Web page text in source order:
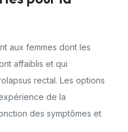
aux femmes dont les
affaiblis et qui
rectal. Les options
de la
des symptômes et